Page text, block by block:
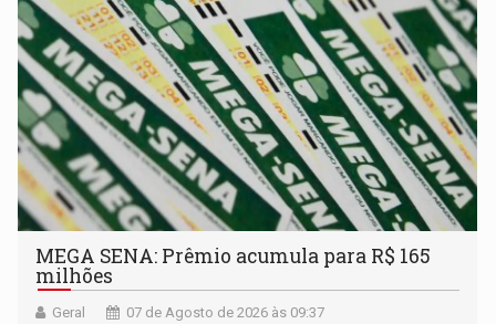
MEGA SENA: Prêmio acumula para R$ 165
milhões
Geral 07 de Agosto de 2026 às 09:37